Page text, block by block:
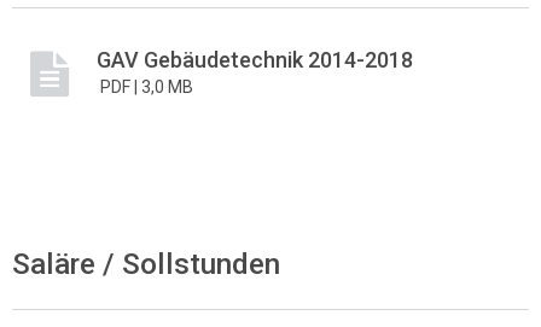
GAV Gebäudetechnik 2014-2018
PDF | 3,0 MB
Saläre / Sollstunden